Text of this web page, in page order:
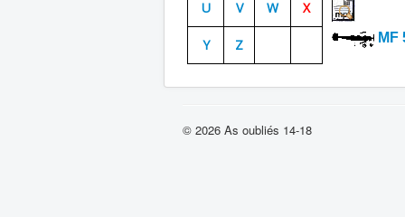
U V W X
Y Z MF
© 2026 As oubliés 14-18